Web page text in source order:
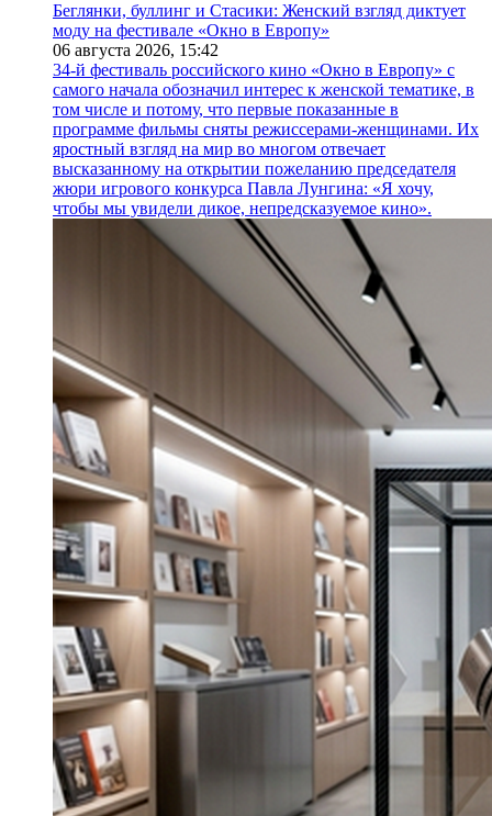
Беглянки, буллинг и Стасики: Женский взгляд диктует
моду на фестивале «Окно в Европу»
06 августа 2026, 15:42
34-й фестиваль российского кино «Окно в Европу» с
самого начала обозначил интерес к женской тематике, в
том числе и потому, что первые показанные в
программе фильмы сняты режиссерами-женщинами. Их
яростный взгляд на мир во многом отвечает
высказанному на открытии пожеланию председателя
жюри игрового конкурса Павла Лунгина: «Я хочу,
чтобы мы увидели дикое, непредсказуемое кино».